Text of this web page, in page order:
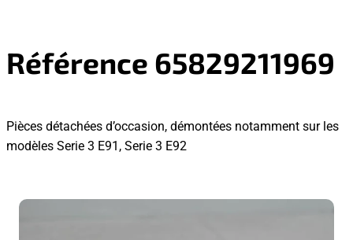
Référence 65829211969
Pièces détachées d’occasion, démontées notamment sur les
modèles Serie 3 E91, Serie 3 E92